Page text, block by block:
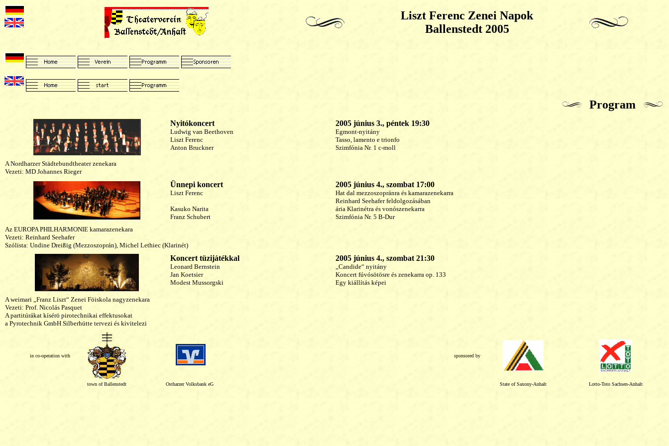
Liszt Ferenc Zenei Napok
Ballenstedt 2005
Program
Nyitókoncert
Ludwig van Beethoven
Liszt Ferenc
Anton Bruckner
2005 június 3., péntek 19:30
Egmont-nyitány
Tasso, lamento e trionfo
Szimfónia Nr. 1 c-moll
A Nordharzer Städtebundtheater zenekara
Vezeti: MD Johannes Rieger
Ünnepi koncert
Liszt Ferenc
Kasuko Narita
Franz Schubert
2005 június 4., szombat 17:00
Hat dal mezzoszopránra és kamarazenekarra
Reinhard Seehafer feldolgozásában
ária Klarinétra és vonószenekarra
Szimfónia Nr. 5 B-Dur
Az EUROPA PHILHARMONIE kamarazenekara
Vezeti: Reinhard Seehafer
Szólista: Undine Dreißig (Mezzoszoprán), Michel Lethiec (Klarinét)
Koncert tüzijátékkal
Leonard Bernstein
Jan Koetsier
Modest Mussorgski
2005 június 4., szombat 21:30
„Candide“ nyitány
Koncert fúvósötösre és zenekarra op. 133
Egy kiállítás képei
A weimari „Franz Liszt“ Zenei Föiskola nagyzenekara
Vezeti: Prof. Nicolás Pasquet
A partitúrákat kísérö pirotechnikai effektusokat
a Pyrotechnik GmbH Silberhütte tervezi és kivitelezi
in co-operation with sponsored by
town of Ballenstedt Ostharzer Volksbank eG State of Saxony-Anhalt Lotto-Toto Sachsen-Anhalt